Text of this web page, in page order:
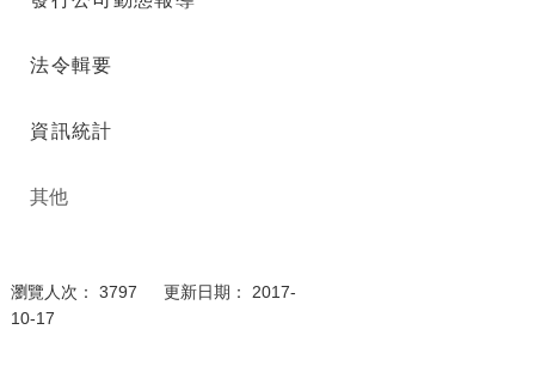
法令輯要
資訊統計
其他
瀏覽人次： 3797 更新日期： 2017-
10-17